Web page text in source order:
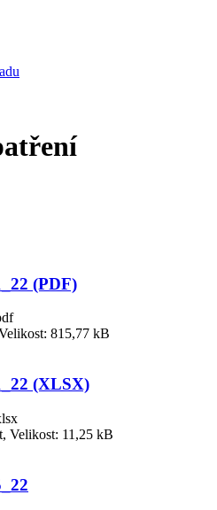
(PDF)
815,77 kB
(XLSX)
Velikost: 11,25 kB